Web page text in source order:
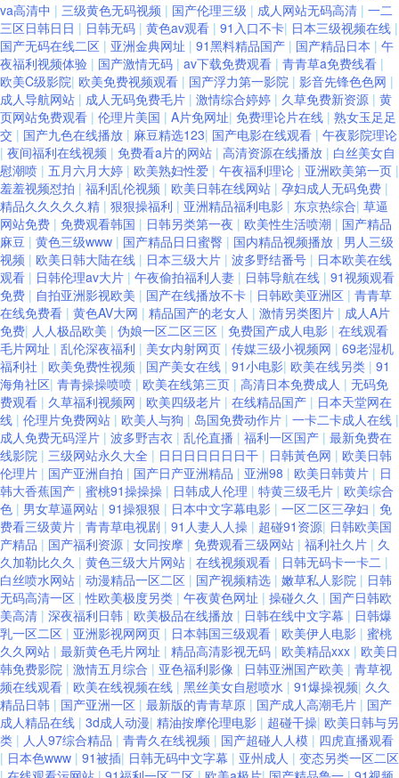
va高清中 | 三级黄色无码视频 | 国产伦理三级 | 成人网站无码高清 | 一二
三区日韩日日 | 日韩无码 | 黄色av观看 | 91入口不卡| 日本三级视频在线 |
国产无码在线二区 | 亚洲金典网址 | 91黑料精品国产 | 国产精品日本 | 午
夜福利视频体验 | 国产激情无码 | av下载免费观看 | 青青草a免费线看 |
欧美C级影院| 欧美免费视频观看 | 国产浮力第一影院 | 影音先锋色色网 |
成人导航网站 | 成人无码免费毛片 | 激情综合婷婷 | 久草免费新资源 | 黄
页网站免费观看 | 伦理片美国 | A片免网址| 免费理论片在线 | 熟女玉足足
交 | 国产九色在线播放 | 麻豆精选123| 国产电影在线观看 | 午夜影院理论
| 夜间福利在线视频 | 免费看a片的网站 | 高清资源在线播放 | 白丝美女自
慰潮喷 | 五月六月大婷 | 欧美熟妇性爱 | 午夜福利理论 | 亚洲欧美第一页 |
羞羞视频怼拍 | 福利乱伦视频 | 欧美日韩在线网站 | 孕妇成人无码免费 |
精品久久久久久精 | 狠狠操福利 | 亚洲精品福利电影 | 东京热综合| 草逼
网站免费 | 免费观看韩国 | 日韩另类第一夜 | 欧美性生活喷潮 | 国产精品
麻豆 | 黄色三级www | 国产精品日日蜜臀 | 国内精品视频播放 | 男人三级
视频 | 欧美日韩大陆在线 | 日本三级大片 | 波多野结番号 | 日本欧美在线
观看 | 日韩伦理av大片 | 午夜偷拍福利人妻 | 日韩导航在线 | 91视频观看
免费 | 自拍亚洲影视欧美 | 国产在线播放不卡 | 日韩欧美亚洲区 | 青青草
在线免费看 | 黄色AV大网 | 精品国产的老女人 | 激情另类图片 | 成人A片
免费| 人人极品欧美 | 伪娘一区二区三区 | 免费国产成人电影 | 在线观看
毛片网址 | 乱伦深夜福利 | 美女内射网页 | 传媒三级小视频网 | 69老湿机
福利社 | 欧美免费性视频 | 国产美女在线 | 91小电影| 欧美在线另类 | 91
海角社区| 青青操操喷喷 | 欧美在线第三页 | 高清日本免费成人 | 无码免
费观看 | 久草福利视频网 | 欧美四级老片 | 在线精品国产 | 日本天堂网在
线 | 伦理片免费网站 | 欧美人与狗 | 岛国免费动作片 | 一卡二卡成人在线 |
成人免费无码淫片 | 波多野吉衣 | 乱伦直播 | 福利一区国产 | 最新免费在
线影院 | 三级网站永久大全 | 日日日日日日日干 | 日韩黃色网 | 欧美日韩
伦理片 | 国产亚洲自拍 | 国产日产亚洲精品 | 亚洲98 | 欧美日韩黄片 | 日
韩大香蕉国产 | 蜜桃91操操操 | 日韩成人伦理 | 特黄三级毛片 | 欧美综合
色 | 男女草逼网站 | 91操狠狠 | 日本中文字幕电影 | 一区二区三孕妇 | 免
费看三级黄片 | 青青草电视剧 | 91人妻人人操 | 超碰91资源| 日韩欧美国
产精品 | 国产福利资源 | 女同按摩 | 免费观看三级网站 | 福利社久片 | 久
久加勒比久久 | 黄色三级大片网站 | 在线视频观看 | 日韩无码卡一卡二 |
白丝喷水网站 | 动漫精品一区二区 | 国产视频精选 | 嫩草私人影院 | 日韩
无码高清一区 |性欧美极度另类 | 午夜黄色网址 | 操碰久久 | 国产日韩欧
美高清 | 深夜福利日韩 | 欧美极品在线播放 | 日韩在线中文字幕 | 日韩爆
乳一区二区 | 亚洲影视网网页 | 日本韩国三级观看 | 欧美伊人电影 | 蜜桃
久久网站 | 最新黄色毛片网址 | 精品高清影视无码 | 欧美精品xxx | 欧美日
韩免费影院 | 激情五月综合 | 亚色福利影像 | 日韩亚洲国产欧美 | 青草视
频在线观看 | 欧美在线视频在线 | 黑丝美女自慰喷水 | 91爆操视频| 久久
精品日韩 | 国产亚洲一区 | 最新版的青青草原 | 国产成人高潮毛片 | 国产
成人精品在线 | 3d成人动漫| 精油按摩伦理电影 | 超碰干操| 欧美日韩与另
类 | 人人97综合精品 | 青青久在线视频 | 国产超碰人人模 | 四虎直播观看
| 日本色www | 91被插| 日韩无码中文字幕 | 亚州成人 | 变态另类一区二区